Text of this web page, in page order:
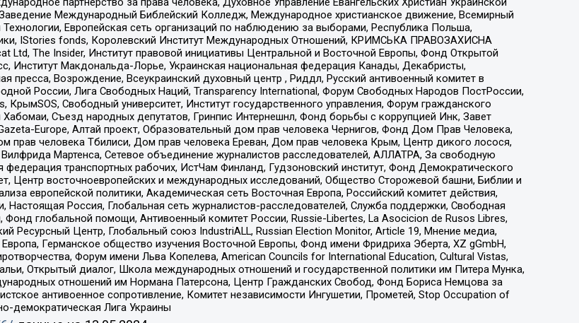
Международный Библейский Колледж, Международное христианское движение, Всемирный
Европейская сеть организаций по наблюдению за выборами, Республика Польша,
IStories fonds, Королевский Институт Международных Отношений, КРИМСЬКА ПРАВОЗАХИСНА
Ltd, The Insider, Институт правовой инициативы Центральной и Восточной Европы, Фонд Открытой
Институт Макдональда-Лорье, Украинская национальная федерация Канады, Декабристы,
Возрождение, Всеукраинский духовный центр , Риддл, Русский антивоенный комитет в
России, Лига Свободных Наций, Transparеncy International, Форум Свободных Народов ПостРоссии,
Свободный университет, Институт государственного управления, Форум гражданского
Съезд народных депутатов, Гринпис Интернешнл, Фонд борьбы с коррупцией Инк, Завет
Europe, Алтай проект, Образовательный дом прав человека Чернигов, Фонд Дом Прав Человека,
прав человека Тбилиси, Дом прав человека Ереван, Дом прав человека Крым, Центр дикого лосося,
Мартенса, Сетевое объединение журналистов расследователей, АЛЛАТРА, За свободную
транспортных рабочих, ИстЧам Финланд, Гудзоновский институт, Фонд Демократического
Центр восточноевропейских и международных исследований, Общество Сторожевой башни, Библии и
европейской политики, Академическая сеть Восточная Европа, Российский комитет действия,
Россия, Глобальная сеть журналистов-расследователей, Служба поддержки, Свободная
глобальной помощи, Антивоенный комитет России, Russie-Libertes, La Asocicion de Rusos Libres,
Ресурсный Центр, Глобальный союз IndustriALL, Russian Election Monitor, Article 19, Мнение медиа,
Германское общество изучения Восточной Европы, Фонд имени Фридриха Эберта, XZ gGmbH,
Форум имени Льва Копелева, American Councils for International Education, Cultural Vistas,
Открытый диалог, Школа международных отношений и государственной политики им Питера Мунка,
отношений им Нормана Патерсона, Центр Гражданских Свобод, Фонд Бориса Немцова за
антивоенное сопротивление, Комитет независимости Ингушетии, Прометей, Stop Occupation of
демократическая Лига Украины